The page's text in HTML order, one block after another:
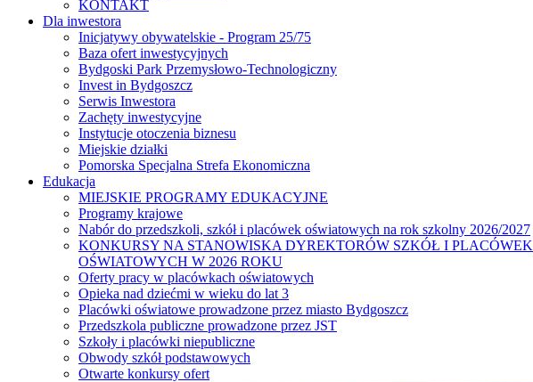
KONTAKT
Dla inwestora
Inicjatywy obywatelskie - Program 25/75
Baza ofert inwestycyjnych
Bydgoski Park Przemysłowo-Technologiczny
Invest in Bydgoszcz
Serwis Inwestora
Zachęty inwestycyjne
Instytucje otoczenia biznesu
Miejskie działki
Pomorska Specjalna Strefa Ekonomiczna
Edukacja
MIEJSKIE PROGRAMY EDUKACYJNE
Programy krajowe
Nabór do przedszkoli, szkół i placówek oświatowych na rok szkolny 2026/2027
KONKURSY NA STANOWISKA DYREKTORÓW SZKÓŁ I PLACÓWEK
OŚWIATOWYCH W 2026 ROKU
Oferty pracy w placówkach oświatowych
Opieka nad dziećmi w wieku do lat 3
Placówki oświatowe prowadzone przez miasto Bydgoszcz
Przedszkola publiczne prowadzone przez JST
Szkoły i placówki niepubliczne
Obwody szkół podstawowych
Otwarte konkursy ofert